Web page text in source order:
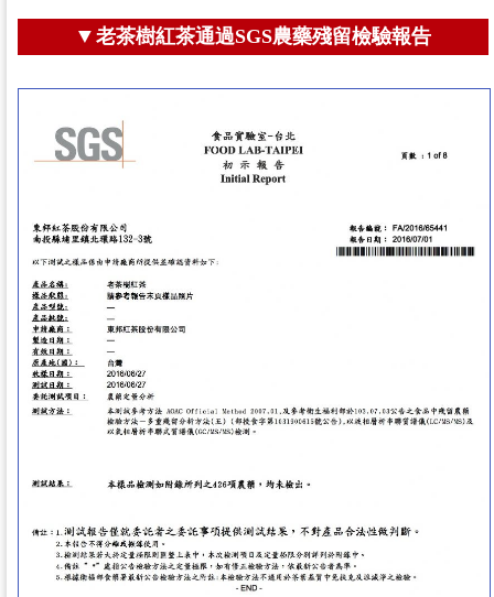
▼老茶樹紅茶通過SGS農藥殘留檢驗報告